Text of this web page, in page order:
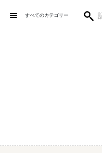
すべてのカテゴリー